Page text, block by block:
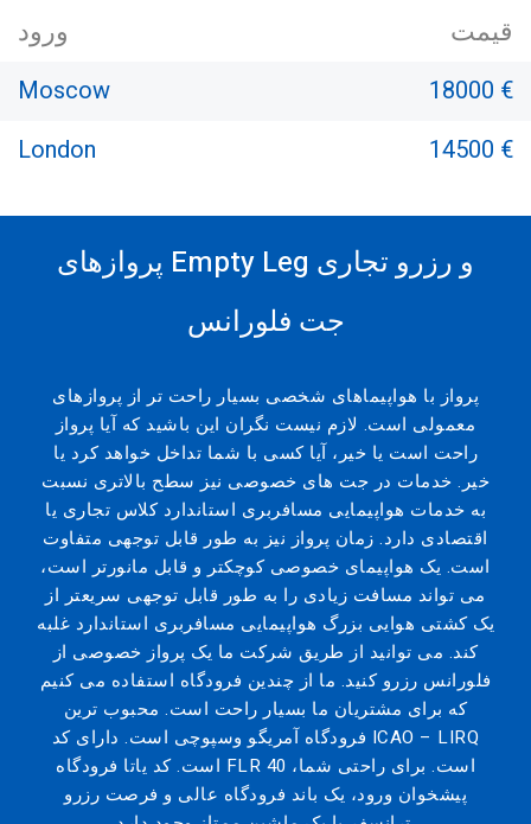
ورود قیمت
Moscow
18000 €
London
14500 €
پروازهای Empty Leg و رزرو تجاری
جت فلورانس
پرواز با هواپیماهای شخصی بسیار راحت تر از پروازهای
معمولی است. لازم نیست نگران این باشید که آیا پرواز
راحت است یا خیر، آیا کسی با شما تداخل خواهد کرد یا
خیر. خدمات در جت های خصوصی نیز سطح بالاتری نسبت
به خدمات هواپیمایی مسافربری استاندارد کلاس تجاری یا
اقتصادی دارد. زمان پرواز نیز به طور قابل توجهی متفاوت
است. یک هواپیمای خصوصی کوچکتر و قابل مانورتر است،
می تواند مسافت زیادی را به طور قابل توجهی سریعتر از
یک کشتی هوایی بزرگ هواپیمایی مسافربری استاندارد غلبه
کند. می توانید از طریق شرکت ما یک پرواز خصوصی از
فلورانس رزرو کنید. ما از چندین فرودگاه استفاده می کنیم
که برای مشتریان ما بسیار راحت است. محبوب ترین
فرودگاه آمریگو وسپوچی است. دارای کد ICAO – LIRQ
است. کد یاتا فرودگاه FLR است. برای راحتی شما، 40
پیشخوان ورود، یک باند فرودگاه عالی و فرصت رزرو